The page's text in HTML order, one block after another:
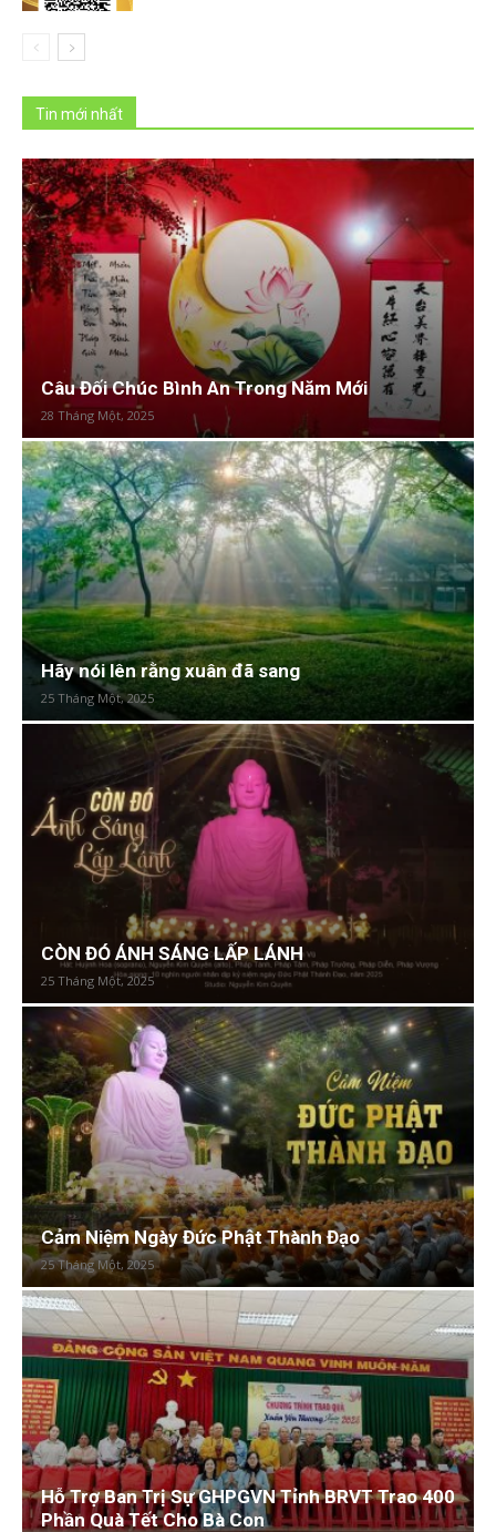
Tin mới nhất
Câu Đối Chúc Bình An Trong Năm Mới
28 Tháng Một, 2025
Hãy nói lên rằng xuân đã sang
25 Tháng Một, 2025
CÒN ĐÓ ÁNH SÁNG LẤP LÁNH
25 Tháng Một, 2025
Cảm Niệm Ngày Đức Phật Thành Đạo
25 Tháng Một, 2025
Hỗ Trợ Ban Trị Sự GHPGVN Tỉnh BRVT Trao 400
Phần Quà Tết Cho Bà Con